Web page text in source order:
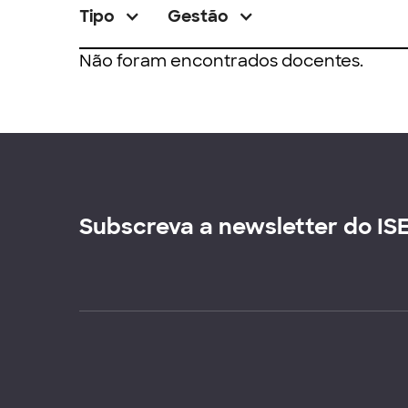
Tipo Gestão
Não foram encontrados docentes.
Subscreva a newsletter do